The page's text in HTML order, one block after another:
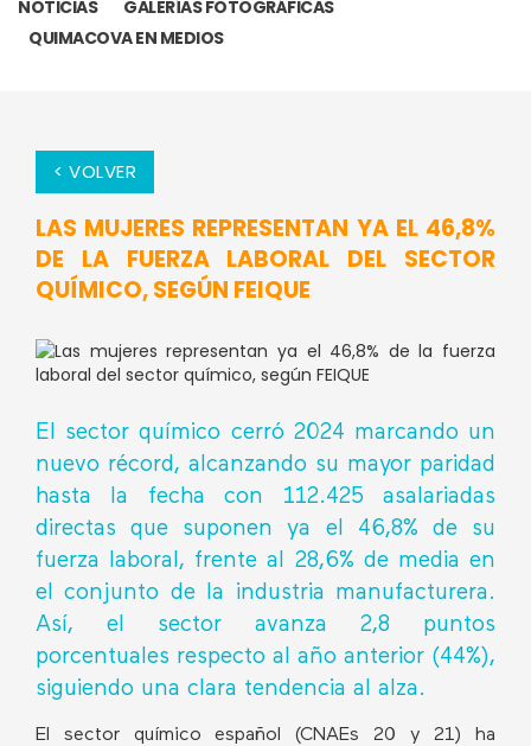
NOTICIAS
GALERÍAS FOTOGRÁFICAS
QUIMACOVA EN MEDIOS
< VOLVER
LAS MUJERES REPRESENTAN YA EL 46,8%
DE LA FUERZA LABORAL DEL SECTOR
QUÍMICO, SEGÚN FEIQUE
El sector químico cerró 2024 marcando un
nuevo récord, alcanzando su mayor paridad
hasta la fecha con 112.425 asalariadas
directas que suponen ya el 46,8% de su
fuerza laboral, frente al 28,6% de media en
el conjunto de la industria manufacturera.
Así, el sector avanza 2,8 puntos
porcentuales respecto al año anterior (44%),
siguiendo una clara tendencia al alza.
El sector químico español (CNAEs 20 y 21) ha